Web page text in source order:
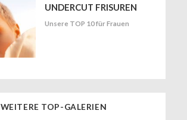
UNDERCUT FRISUREN
Unsere TOP 10 für Frauen
WEITERE TOP-GALERIEN